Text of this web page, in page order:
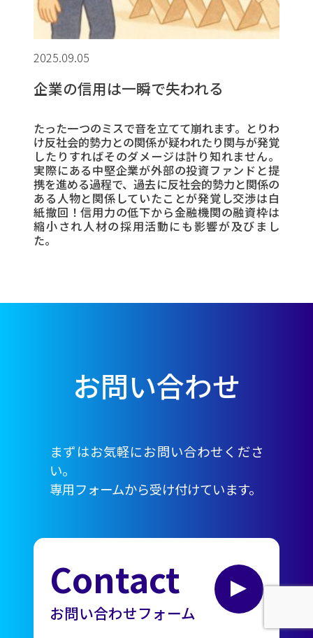
2025.09.05
企業の信用は一瞬で失われる
たった一つのミスで音を立てて崩れます。とりわ
け反社会的勢力との関係が疑われたり関与が発覚
したりすればそのダメージは計り知れません。
実際にある中堅企業が外部の投資ファンドと提
携を進める過程で、過去に反社会的勢力と関係の
ある人物と関係していたことが発覚し交渉は白
紙撤回！信用力の低下から金融機関の融資枠は
縮小され人材の採用活動にも影響が及びまし
た。
お問い合わせ
まずはお気軽にお問い合わせくださ
い。
専用フォームから受け付けています。
Contact
お問い合わせフォーム